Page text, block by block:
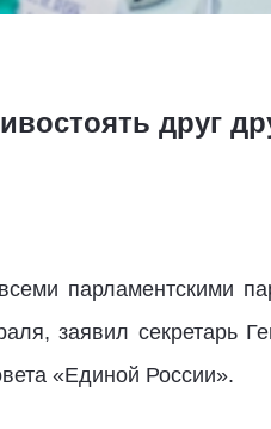
друг
парламентскими
заявил секретарь
«Единой России».